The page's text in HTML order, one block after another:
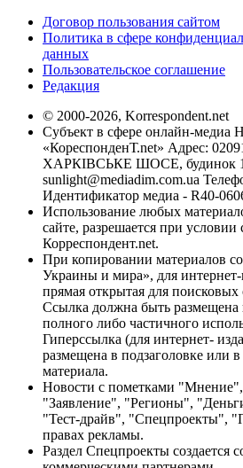
Договор пользования сайтом
Политика в сфере
данных
Пользовательское соглашение
Редакция
© 2000-2026, Korrespondent.net
Субъект в сфере онлайн-медиа
«КореспонденТ.net» Адрес:
ХАРКІВСЬКЕ ШОСЕ, будинок
sunlight@mediadim.com.ua
Идентификатор медиа - R40-
Использование любых
сайте, разрешается при условии
Корреспондент.net.
При копировании материалов
Украины и мира», для интернет-
прямая открытая для поисковых
Ссылка должна быть размещена
полного либо частичного
Гиперссылка (для интернет-
размещена в подзаголовке или
материала.
Новости с пометками
"Заявление", "Регионы",
"Тест-драйв", "Спецпроекты",
правах рекламы.
Раздел Спецпроекты создается